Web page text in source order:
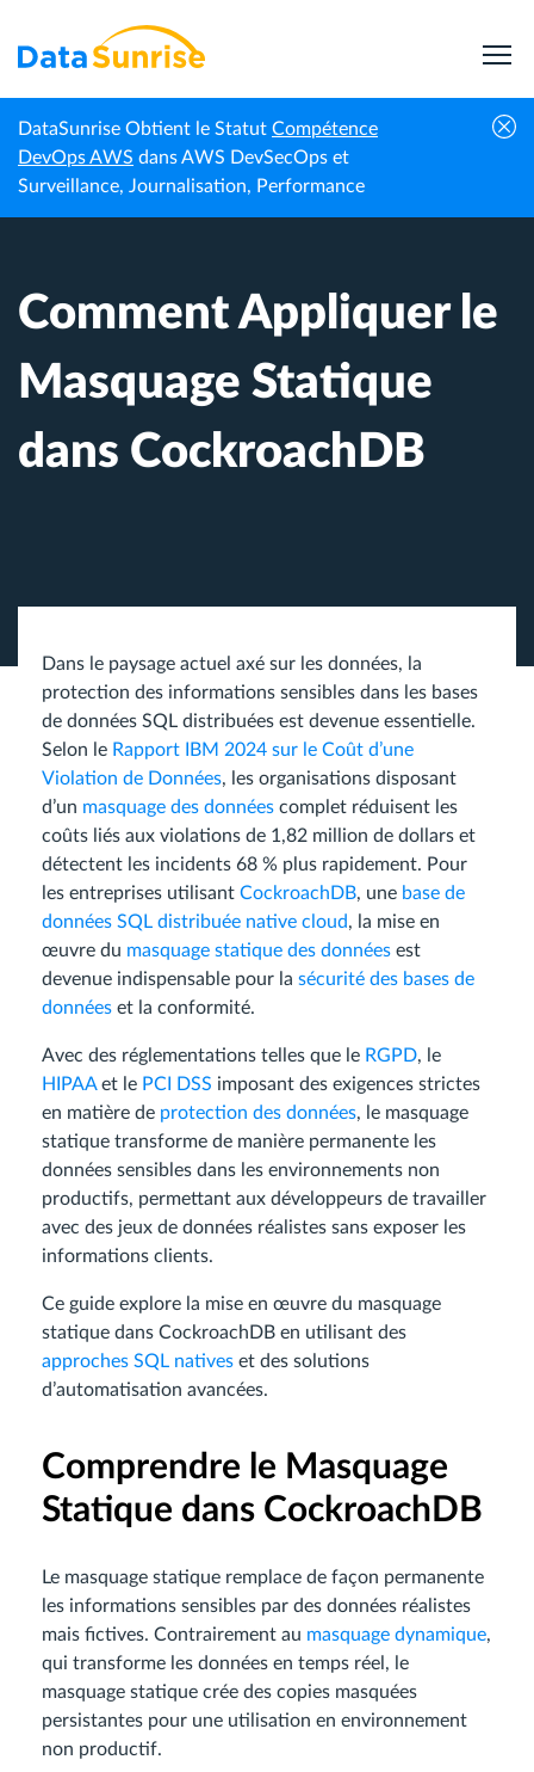
DataSunrise Obtient le Statut Compétence
DevOps AWS dans AWS DevSecOps et
Surveillance, Journalisation, Performance
Accueil
Centre de
connaissances
Comment Appliquer le Masquage Statique
dans CockroachDB
Comment Appliquer le
Masquage Statique
dans CockroachDB
Dans le paysage actuel axé sur les données, la
protection des informations sensibles dans les bases
de données SQL distribuées est devenue essentielle.
Selon le Rapport IBM 2024 sur le Coût d’une
Violation de Données, les organisations disposant
d’un masquage des données complet réduisent les
coûts liés aux violations de 1,82 million de dollars et
détectent les incidents 68 % plus rapidement. Pour
les entreprises utilisant CockroachDB, une base de
données SQL distribuée native cloud, la mise en
œuvre du masquage statique des données est
devenue indispensable pour la sécurité des bases de
données et la conformité.
Avec des réglementations telles que le RGPD, le
HIPAAet le PCI DSS imposant des exigences strictes
en matière de protection des données, le masquage
statique transforme de manière permanente les
données sensibles dans les environnements non
productifs, permettant aux développeurs de travailler
avec des jeux de données réalistes sans exposer les
informations clients.
Ce guide explore la mise en œuvre du masquage
statique dans CockroachDB en utilisant des
approches SQL natives et des solutions
d’automatisation avancées.
Comprendre le Masquage
Statique dans CockroachDB
Le masquage statique remplace de façon permanente
les informations sensibles par des données réalistes
mais fictives. Contrairement au masquage dynamique,
qui transforme les données en temps réel, le
masquage statique crée des copies masquées
persistantes pour une utilisation en environnement
non productif.